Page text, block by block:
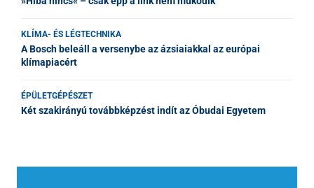
KLÍMA- ÉS LÉGTECHNIKA
A Bosch beleáll a versenybe az ázsiaiakkal az európai
klímapiacért
ÉPÜLETGÉPÉSZET
Két szakirányú továbbképzést indít az Óbudai Egyetem